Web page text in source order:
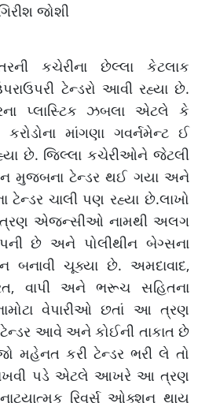
જોશી
કચેરીના છેલ્લા કેટલાક
ટેન્ડરો આવી રહ્યા છે.
પ્લાસ્ટિક ઝબલા એટલે કે
માંગણા ગવર્નમેન્ટ ઈ
છે.‌ જિલ્લા કચેરીઓને જેટલી
મુજબના ટેન્ડર થઈ ગયા અને
ટેન્ડર ચાલી પણ રહ્યા છે.લાખો
ત્રણ એજન્સીઓ નામથી અલગ
છે અને પોલીથીન બેગ્સના
બનાવી ચૂક્યા છે. અમદાવાદ,
વાપી અને ભરૂચ સહિતના
વેપારીઓ છતાં આ ત્રણ
આવે અને કોઈની તાકાત છે
મહેનત કરી ટેન્ડર ભરી લે તો
રાખવી પડે એટલે આખરે આ ત્રણ
રિવર્સ ઓક્શન થાય